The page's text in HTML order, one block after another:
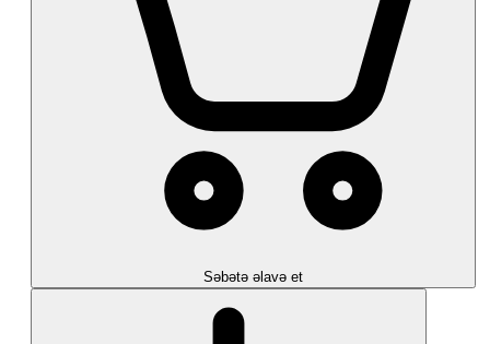
Səbətə əlavə et